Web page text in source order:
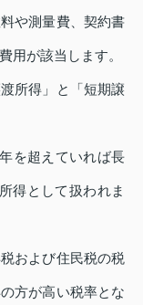
や測量費、契約書
用が該当します。
所得」と「短期譲
を超えていれば長
得として扱われま
および住民税の税
方が高い税率とな